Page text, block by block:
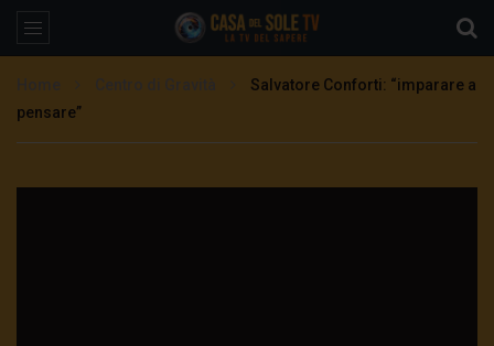
Salvatore Conforti: “imparare a
pensare”